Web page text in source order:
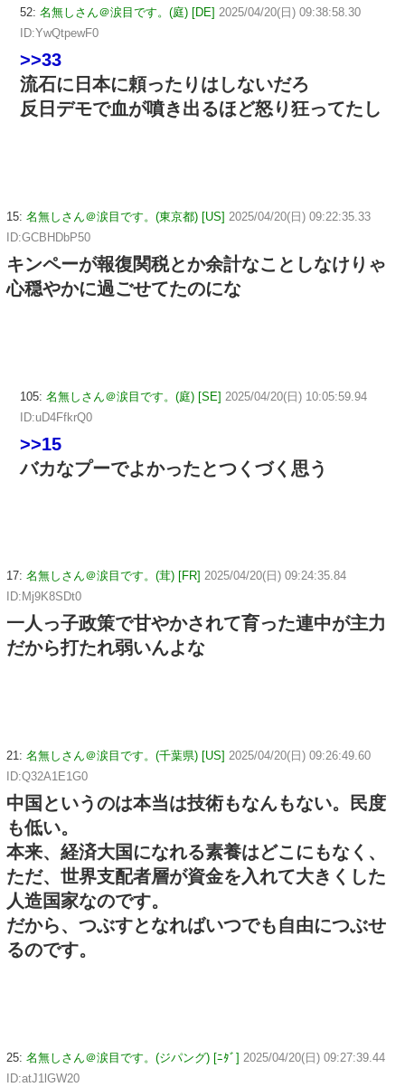
52: 名無しさん＠涙目です。(庭) [DE] 2025/04/20(日) 09:38:58.30
ID:YwQtpewF0
>>33
流石に日本に頼ったりはしないだろ
反日デモで血が噴き出るほど怒り狂ってたし
15: 名無しさん＠涙目です。(東京都) [US] 2025/04/20(日) 09:22:35.33
ID:GCBHDbP50
キンペーが報復関税とか余計なことしなけりゃ
心穏やかに過ごせてたのにな
105: 名無しさん＠涙目です。(庭) [SE] 2025/04/20(日) 10:05:59.94
ID:uD4FfkrQ0
>>15
バカなプーでよかったとつくづく思う
17: 名無しさん＠涙目です。(茸) [FR] 2025/04/20(日) 09:24:35.84
ID:Mj9K8SDt0
一人っ子政策で甘やかされて育った連中が主力
だから打たれ弱いんよな
21: 名無しさん＠涙目です。(千葉県) [US] 2025/04/20(日) 09:26:49.60
ID:Q32A1E1G0
中国というのは本当は技術もなんもない。民度
も低い。
本来、経済大国になれる素養はどこにもなく、
ただ、世界支配者層が資金を入れて大きくした
人造国家なのです。
だから、つぶすとなればいつでも自由につぶせ
るのです。
25: 名無しさん＠涙目です。(ジパング) [ﾆﾀﾞ] 2025/04/20(日) 09:27:39.44
ID:atJ1lGW20